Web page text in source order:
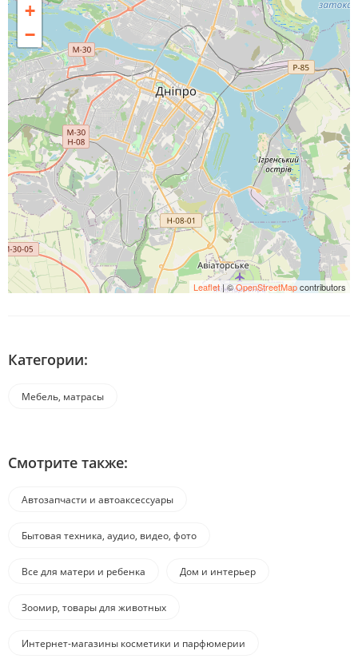
+
−
Leaflet| ©OpenStreetMapcontributors
Категории:
Мебель, матрасы
Смотрите также:
Автозапчасти и автоаксессуары
Бытовая техника, аудио, видео, фото
Все для матери и ребенка Дом и интерьер
Зоомир, товары для животных
Интернет-магазины косметики и парфюмерии